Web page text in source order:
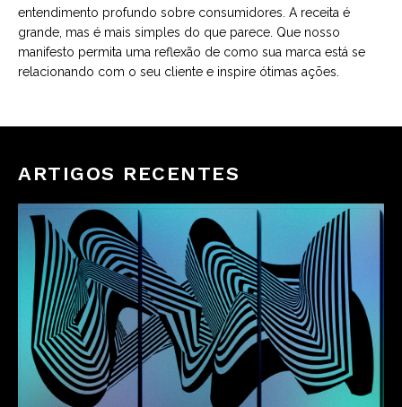
entendimento profundo sobre consumidores. A receita é
grande, mas é mais simples do que parece. Que nosso
manifesto permita uma reflexão de como sua marca está se
relacionando com o seu cliente e inspire ótimas ações.
ARTIGOS RECENTES